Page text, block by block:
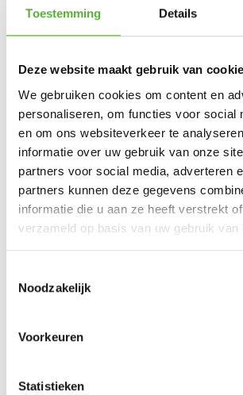
Toestemming Details
Deze website maakt gebruik van
We gebruiken cookies om content en
personaliseren, om functies voor social
en om ons websiteverkeer te
informatie over uw gebruik van onze
partners voor social media, adverteren
partners kunnen deze gegevens
informatie die u aan ze heeft verstrekt
verzameld op basis van uw gebruik van
Noodzakelijk
Voorkeuren
Statistieken
Kleur
Licht Grijs
Materiaal
Aluminium
Materiaal 2
Glas / keramiek
Breedte
60 cm
SKU
8720087023779